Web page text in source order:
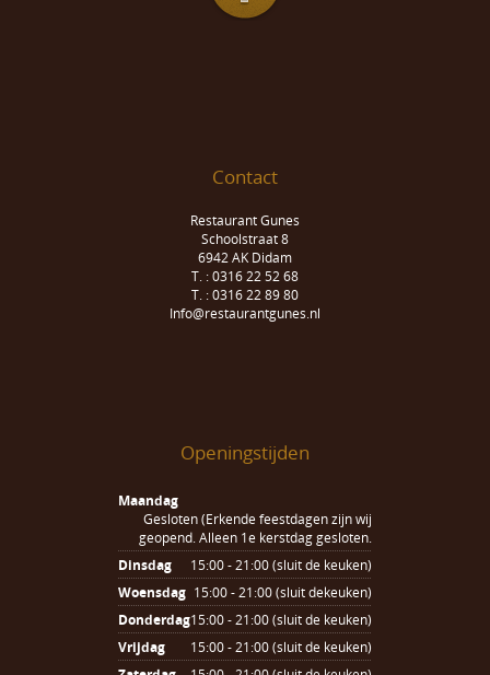
Contact
Restaurant Gunes
Schoolstraat 8
6942 AK Didam
T. : 0316 22 52 68
T. : 0316 22 89 80
Info@restaurantgunes.nl
Openingstijden
Maandag
Gesloten (Erkende feestdagen zijn wij
geopend. Alleen 1e kerstdag gesloten.
Dinsdag
15:00 - 21:00 (sluit de keuken)
Woensdag 15:00 - 21:00 (sluit dekeuken)
Donderdag15:00 - 21:00 (sluit de keuken)
Vrijdag
15:00 - 21:00 (sluit de keuken)